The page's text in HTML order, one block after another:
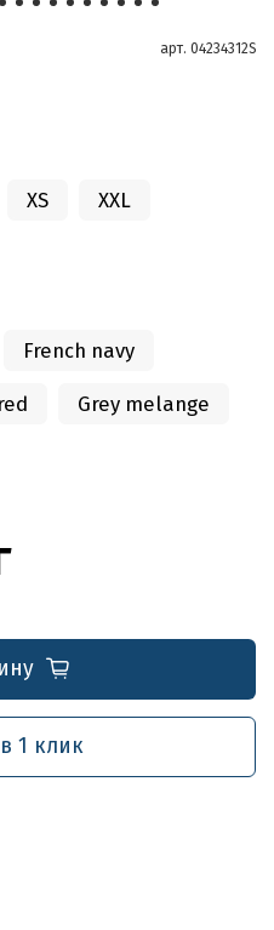
арт. 04234312S
XS XXL
French navy
Grey melange
1 клик